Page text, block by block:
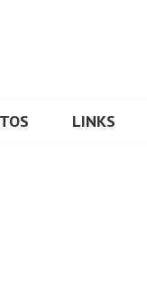
LINKS